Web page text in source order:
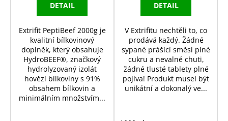
DETAIL
Extrifit PeptiBeef 2000g je
kvalitní bílkovinový
doplněk, který obsahuje
HydroBEEF®, značkový
hydrolyzovaný izolát
hovězí bílkoviny s 91%
obsahem bílkovin a
minimálním množstvím...
DETAIL
V Extrifitu nechtěli to, co
prodává každý. Žádné
sypané prášící směsi plné
cukru a nevalné chuti,
žádné tlusté tablety plné
pojiva! Produkt musel být
unikátní a dokonalý ve...